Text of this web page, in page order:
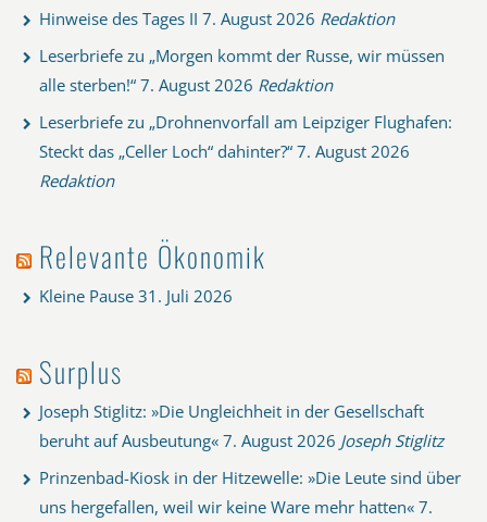
Hinweise des Tages II 7. August 2026 Redaktion
Leserbriefe zu „Morgen kommt der Russe, wir müssen
alle sterben!“ 7. August 2026 Redaktion
Leserbriefe zu „Drohnenvorfall am Leipziger Flughafen:
Steckt das „Celler Loch“ dahinter?“ 7. August 2026
Redaktion
Relevante Ökonomik
Kleine Pause 31. Juli 2026
Surplus
Joseph Stiglitz: »Die Ungleichheit in der Gesellschaft
beruht auf Ausbeutung« 7. August 2026 Joseph Stiglitz
Prinzenbad-Kiosk in der Hitzewelle: »Die Leute sind über
uns hergefallen, weil wir keine Ware mehr hatten« 7.